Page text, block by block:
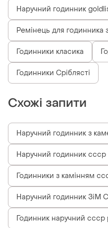
Наручний годинник
Ремінець для годинника
Годинники класика
Годинники Сріблясті
Схожі запити
Наручний годинник з
Наручний годинник ссср
Годинники з камінням
Наручний годинник ЗіМ
Годинник наручний ссср